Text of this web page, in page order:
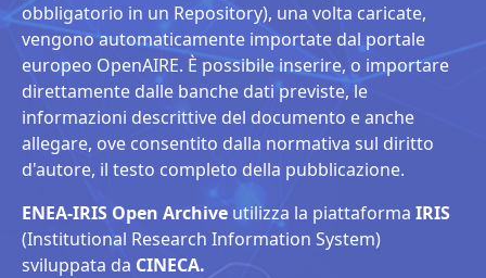
obbligatorio in un Repository), una volta caricate,
vengono automaticamente importate dal portale
europeo OpenAIRE. È possibile inserire, o importare
direttamente dalle banche dati previste, le
informazioni descrittive del documento e anche
allegare, ove consentito dalla normativa sul diritto
d'autore, il testo completo della pubblicazione.
ENEA-IRIS Open Archive utilizza la piattaforma IRIS
(Institutional Research Information System)
sviluppata da CINECA.